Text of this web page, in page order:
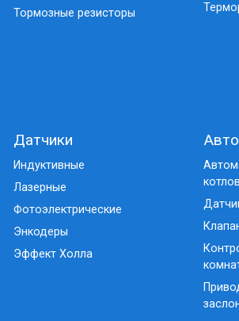
Тормозные резисторы
Датчики
Индуктивные
Лазерные
Фотоэлектрические
Энкодеры
Эффект Холла
котлов